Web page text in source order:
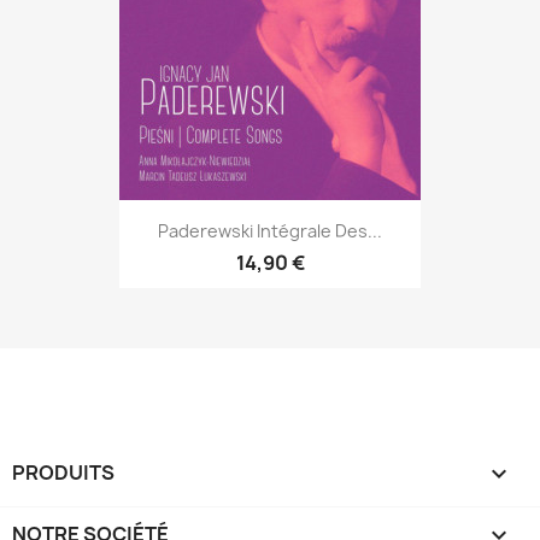
Paderewski Intégrale Des...
14,90 €
PRODUITS 
NOTRE SOCIÉTÉ